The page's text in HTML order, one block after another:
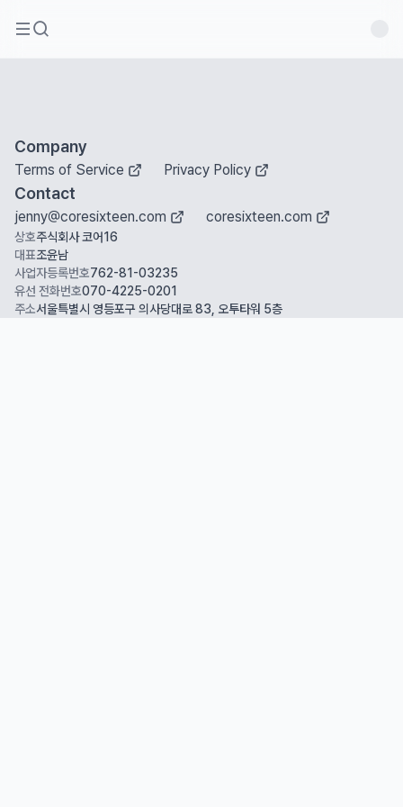
Company
Terms of Service Privacy Policy
Contact
jenny@coresixteen.com coresixteen.com
상호주식회사 코어16
대표조윤남
사업자등록번호762-81-03235
유선 전화번호070-4225-0201
주소서울특별시 영등포구 의사당대로 83, 오투타워 5층